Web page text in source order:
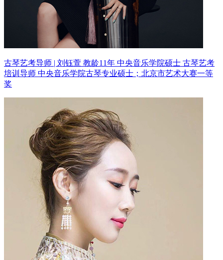
古琴艺考导师 | 刘钰萱 教龄11年 中央音乐学院硕士 古琴艺考
培训导师 中央音乐学院古琴专业硕士；北京市艺术大赛一等
奖